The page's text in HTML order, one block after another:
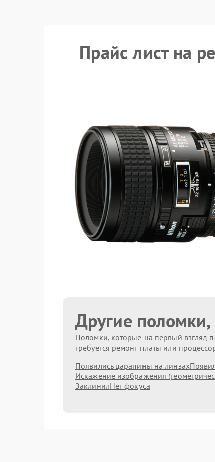
Прайс лист на
Другие
Поломки, которые на первый взгляд
требуется ремонт платы или
Появились царапины на линзах
Искажение изображения
ЗаклинилНет фокуса